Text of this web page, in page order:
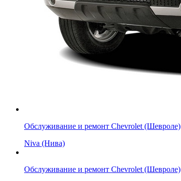
Обслуживание и ремонт Chevrolet (Шевроле)
Niva (Нива)
Обслуживание и ремонт Chevrolet (Шевроле)